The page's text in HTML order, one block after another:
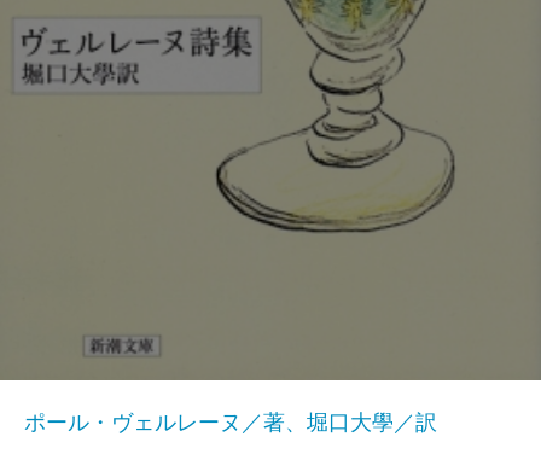
ポール・ヴェルレーヌ／著、堀口大學／訳